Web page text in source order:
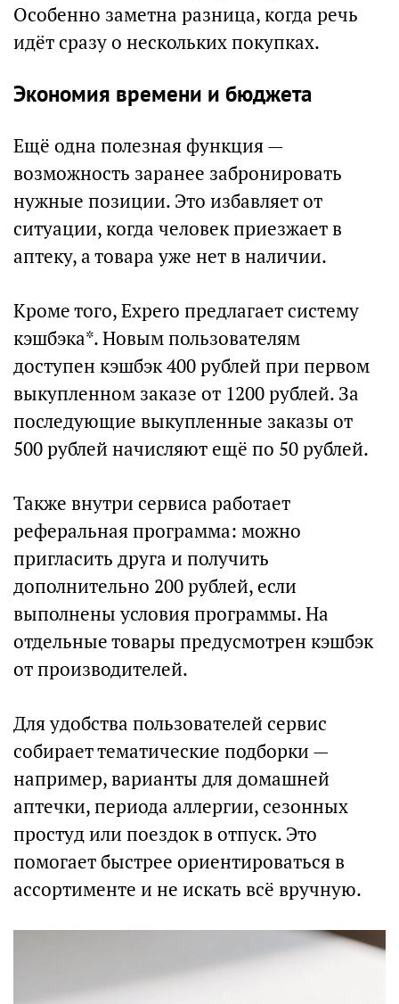
Особенно заметна разница, когда речь
идёт сразу о нескольких покупках.
Экономия времени и бюджета
Ещё одна полезная функция —
возможность заранее забронировать
нужные позиции. Это избавляет от
ситуации, когда человек приезжает в
аптеку, а товара уже нет в наличии.
Кроме того, Expero предлагает систему
кэшбэка*. Новым пользователям
доступен кэшбэк 400 рублей при первом
выкупленном заказе от 1200 рублей. За
последующие выкупленные заказы от
500 рублей начисляют ещё по 50 рублей.
Также внутри сервиса работает
реферальная программа: можно
пригласить друга и получить
дополнительно 200 рублей, если
выполнены условия программы. На
отдельные товары предусмотрен кэшбэк
от производителей.
Для удобства пользователей сервис
собирает тематические подборки —
например, варианты для домашней
аптечки, периода аллергии, сезонных
простуд или поездок в отпуск. Это
помогает быстрее ориентироваться в
ассортименте и не искать всё вручную.